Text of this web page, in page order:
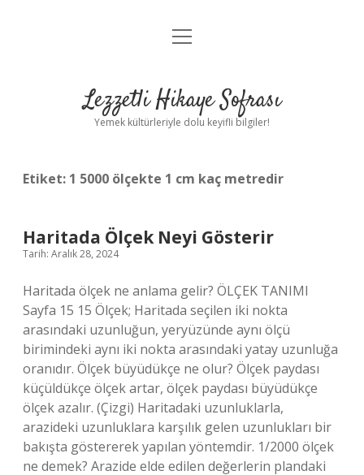
Anasayfa
Yasal Uyarı
menüyü
Lezzetli Hikaye Sofrası
Yemek kültürleriyle dolu keyifli bilgiler!
Etiket: 1 5000 ölçekte 1 cm kaç metredir
Haritada Ölçek Neyi Gösterir
Tarih: Aralık 28, 2024
Haritada ölçek ne anlama gelir? ÖLÇEK TANIMI
Sayfa 15 15 Ölçek; Haritada seçilen iki nokta
arasındaki uzunluğun, yeryüzünde aynı ölçü
birimindeki aynı iki nokta arasındaki yatay uzunluğa
oranıdır. Ölçek büyüdükçe ne olur? Ölçek paydası
küçüldükçe ölçek artar, ölçek paydası büyüdükçe
ölçek azalır. (Çizgi) Haritadaki uzunluklarla,
arazideki uzunluklara karşılık gelen uzunlukları bir
bakışta göstererek yapılan yöntemdir. 1/2000 ölçek
ne demek? Arazide elde edilen değerlerin plandaki